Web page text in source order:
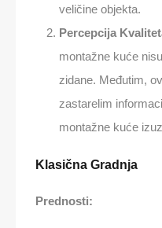
veličine objekta.
Percepcija
montažne kuće
zidane. Međutim,
zastarelim
montažne kuće
Klasična Gradnja
Prednosti: